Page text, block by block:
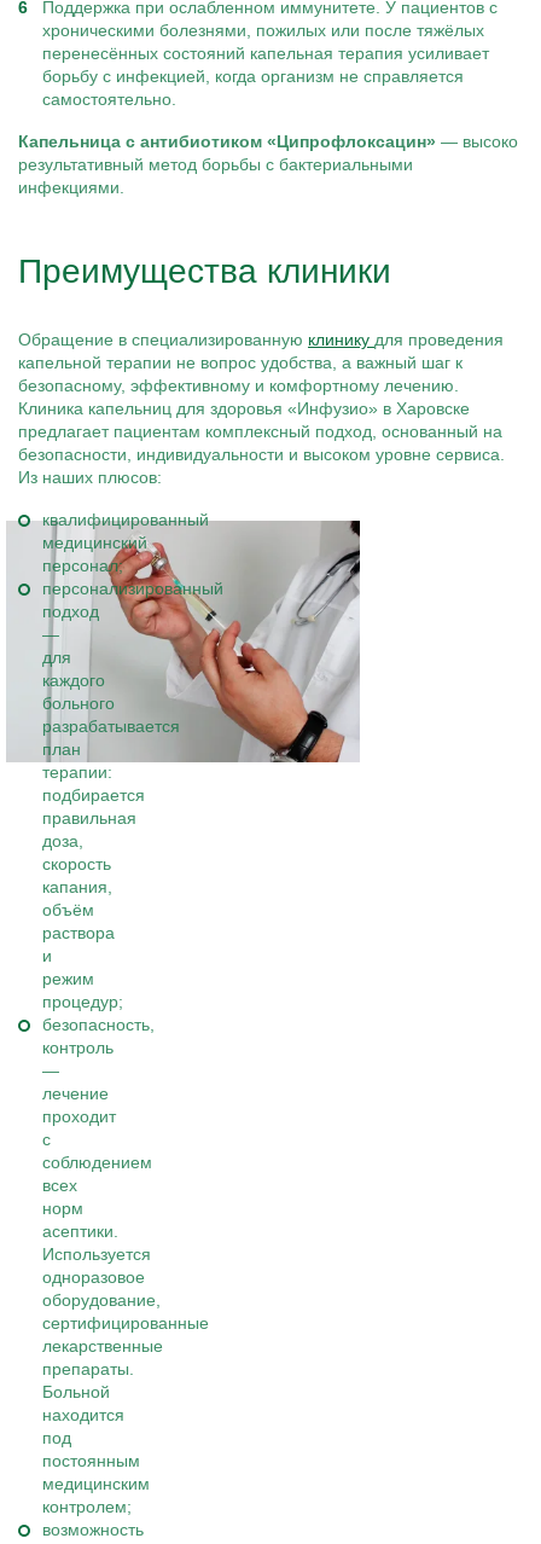
Поддержка при ослабленном иммунитете. У пациентов с
хроническими болезнями, пожилых или после тяжёлых
перенесённых состояний капельная терапия усиливает
борьбу с инфекцией, когда организм не справляется
самостоятельно.
Капельница с антибиотиком «Ципрофлоксацин» — высоко
результативный метод борьбы с бактериальными
инфекциями.
Преимущества клиники
Обращение в специализированную клинику для проведения
капельной терапии не вопрос удобства, а важный шаг к
безопасному, эффективному и комфортному лечению.
Клиника капельниц для здоровья «Инфузио» в Харовске
предлагает пациентам комплексный подход, основанный на
безопасности, индивидуальности и высоком уровне сервиса.
Из наших плюсов:
квалифицированный
медицинский
персонал;
персонализированный
подход
—
для
каждого
больного
разрабатывается
план
терапии:
подбирается
правильная
доза,
скорость
капания,
объём
раствора
и
режим
процедур;
безопасность,
контроль
—
лечение
проходит
с
соблюдением
всех
норм
асептики.
Используется
одноразовое
оборудование,
сертифицированные
лекарственные
препараты.
Больной
находится
под
постоянным
медицинским
контролем;
возможность